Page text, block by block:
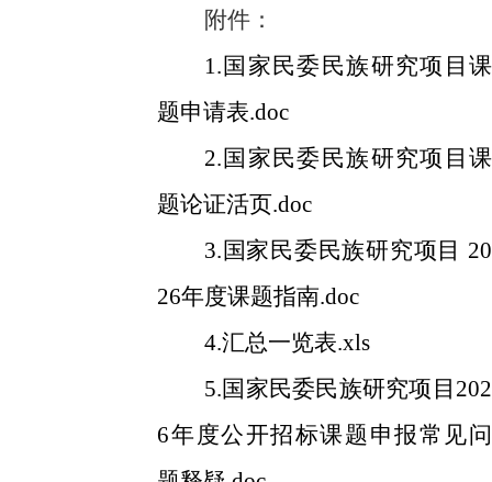
附件：
1.国家民委民族研究项目课
题申请表.doc
2.国家民委民族研究项目课
题论证活页.doc
3.国家民委民族研究项目 20
26年度课题指南.doc
4.汇总一览表.xls
5.国家民委民族研究项目202
6年度公开招标课题申报常见问